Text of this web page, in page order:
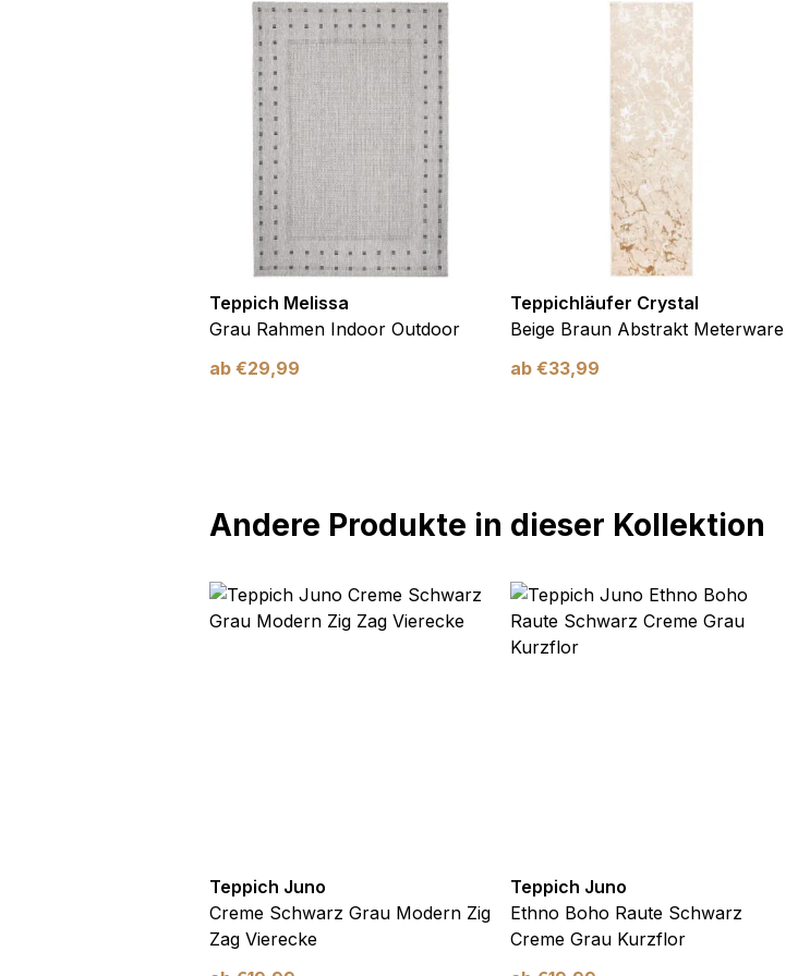
Teppich Melissa
Grau Rahmen Indoor Outdoor
ab €29,99
Teppichläufer Crystal
Beige Braun Abstrakt Meterware
ab €33,99
Andere Produkte in dieser Kollektion
Teppich Juno
Creme Schwarz Grau Modern Zig
Zag Vierecke
Teppich Juno
Ethno Boho Raute Schwarz
Creme Grau Kurzflor